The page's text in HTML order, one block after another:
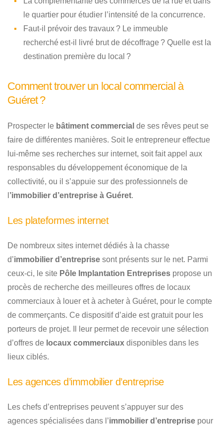
le quartier pour étudier l’intensité de la concurrence.
Faut-il prévoir des travaux ? Le immeuble
recherché est-il livré brut de décoffrage ? Quelle est la
destination première du local ?
Comment trouver un local commercial à
Guéret ?
Prospecter le bâtiment commercial de ses rêves peut se
faire de différentes manières. Soit le entrepreneur effectue
lui-même ses recherches sur internet, soit fait appel aux
responsables du développement économique de la
collectivité, ou il s’appuie sur des professionnels de
’immobilier d’entreprise à Guéret.
Les plateformes internet
De nombreux sites internet dédiés à la chasse
d’immobilier d’entreprise sont présents sur le net. Parmi
ceux-ci, le site Pôle Implantation Entreprises propose un
procès de recherche des meilleures offres de locaux
commerciaux à louer et à acheter à Guéret, pour le compte
de commerçants. Ce dispositif d’aide est gratuit pour les
porteurs de projet. Il leur permet de recevoir une sélection
d’offres de locaux commerciaux disponibles dans les
lieux ciblés.
Les agences d’immobilier d’entreprise
Les chefs d’entreprises peuvent s’appuyer sur des
agences spécialisées dans l’immobilier d’entreprise pour